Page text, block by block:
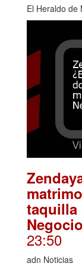
El Heraldo de
taquilla
23:50
adn Noticias